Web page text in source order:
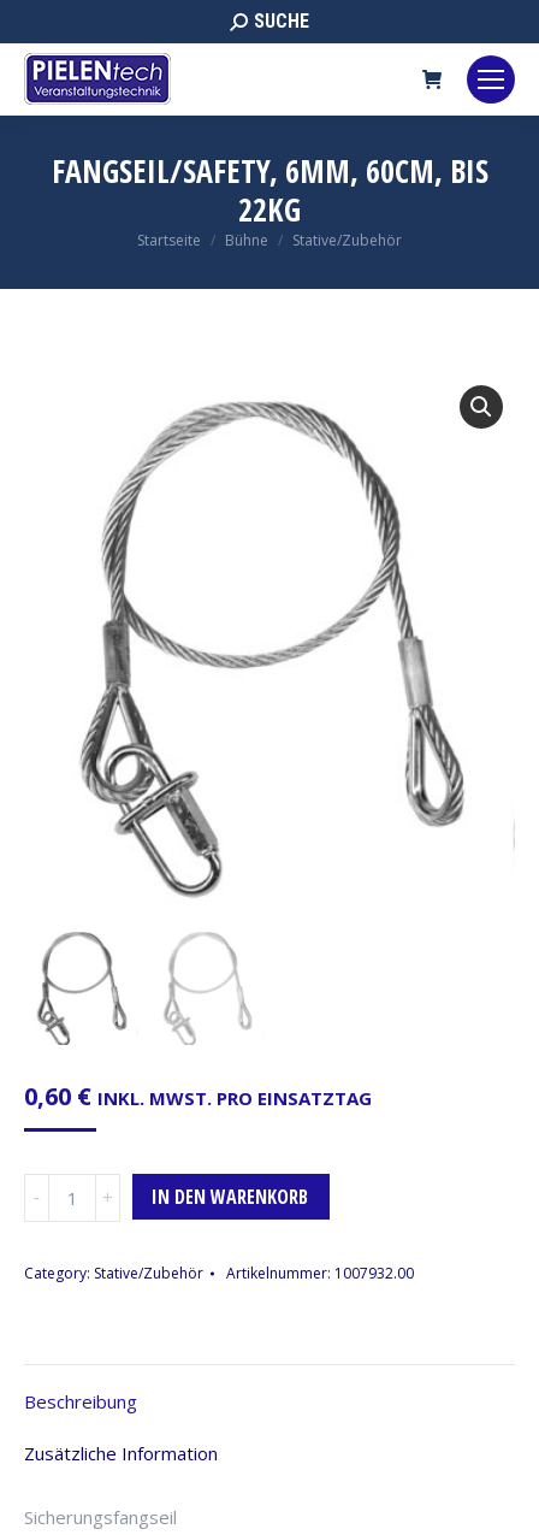
Search:
SUCHE
FANGSEIL/SAFETY, 6MM, 60CM, BIS
22KG
Sie befinden sich hier:
Startseite Bühne Stative/Zubehör
0,60 € INKL. MWST. PRO EINSATZTAG
Fangseil/Safety,
bis
IN DEN WARENKORB
Category: Stative/Zubehör Artikelnummer: 1007932.00
Beschreibung
Zusätzliche Information
Sicherungsfangseil